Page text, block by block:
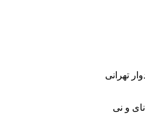
تهرانی
و نی